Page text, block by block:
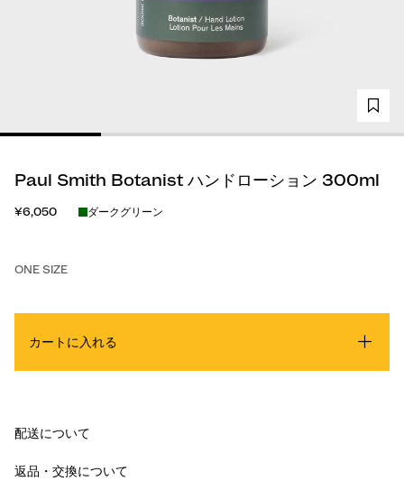
Paul Smith Botanist ハンドローション 300ml
¥6,050 ダークグリーン
ONE SIZE
カートに入れる
配送について
返品・交換について